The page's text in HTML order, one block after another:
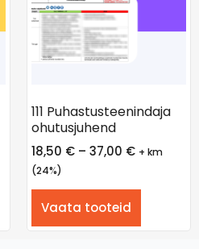
111 Puhastusteenindaja
ohutusjuhend
18,50 € – 37,00 € + km
(24%)
Vaata tooteid